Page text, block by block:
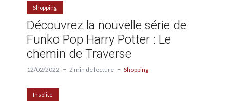
Shopping
Découvrez la nouvelle série de
Funko Pop Harry Potter : Le
chemin de Traverse
12/02/2022 2 min de lecture Shopping
Insolite